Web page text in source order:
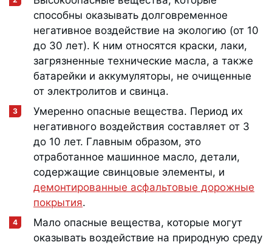
способны оказывать долговременное
негативное воздействие на экологию (от 10
до 30 лет). К ним относятся краски, лаки,
загрязненные технические масла, а также
батарейки и аккумуляторы, не очищенные
от электролитов и свинца.
Умеренно опасные вещества. Период их
негативного воздействия составляет от 3
до 10 лет. Главным образом, это
отработанное машинное масло, детали,
содержащие свинцовые элементы, и
демонтированные асфальтовые дорожные
покрытия.
Мало опасные вещества, которые могут
оказывать воздействие на природную среду